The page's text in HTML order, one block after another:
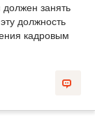
занять
должность
кадровым